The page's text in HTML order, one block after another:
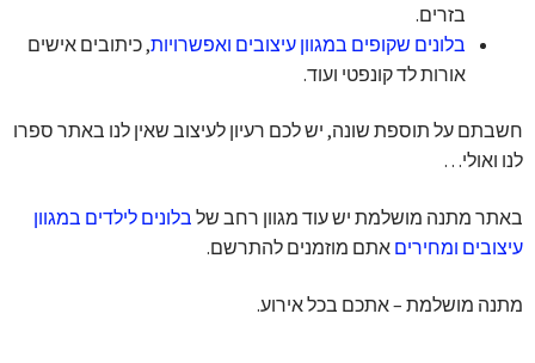
בזרים.
בלונים שקופים במגוון עיצובים ואפשרויות, כיתובים אישים
אורות לד קונפטי ועוד.
חשבתם על תוספת שונה, יש לכם רעיון לעיצוב שאין לנו באתר ספרו
לנו ואולי…
באתר מתנה מושלמת יש עוד מגוון רחב של בלונים לילדים במגוון
עיצובים ומחירים אתם מוזמנים להתרשם.
מתנה מושלמת – אתכם בכל אירוע.